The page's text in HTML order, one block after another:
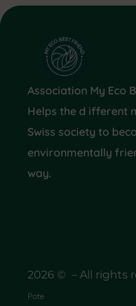
Association My Eco
Helps the d ifferent
Swiss society to
environmentally
way.
2026 © – All rights
Pote